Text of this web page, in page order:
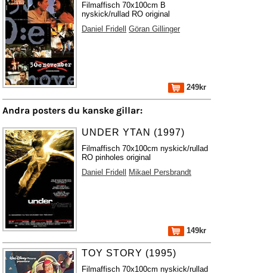
Filmaffisch 70x100cm B
nyskick/rullad RO original
Daniel Fridell
Göran Gillinger
249kr
Andra posters du kanske gillar:
UNDER YTAN (1997)
Filmaffisch 70x100cm nyskick/rullad
RO pinholes original
Daniel Fridell
Mikael Persbrandt
149kr
TOY STORY (1995)
Filmaffisch 70x100cm nyskick/rullad